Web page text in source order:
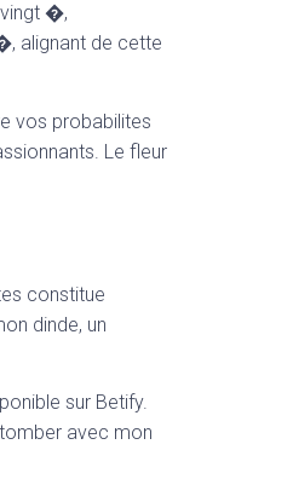
�,
alignant de cette
vos probabilites
Le fleur
constitue
dinde, un
sur Betify.
avec mon